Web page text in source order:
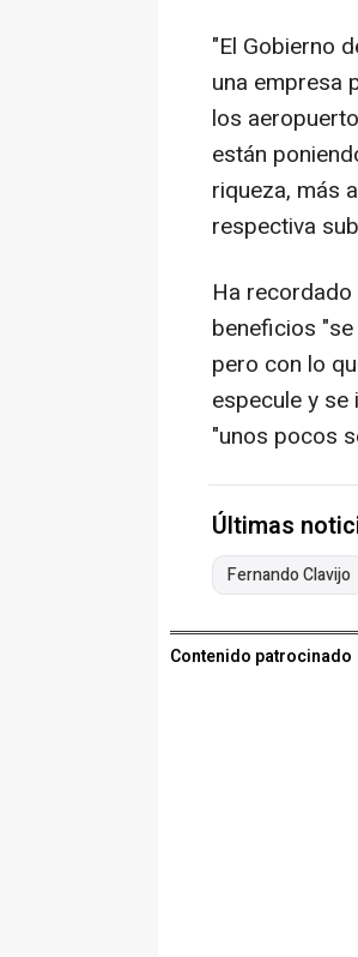
"El Gobierno
una empresa
los
están
riqueza, más
respectiva
Ha
beneficios
pero con lo
especule y
"unos pocos
Últimas
Fernando Clavijo
Contenido patrocinado